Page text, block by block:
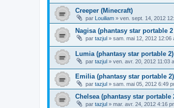
Creeper (Minecraft)
par Louiliam » ven. sept. 14, 2012
Nagisa (phantasy star portable
par tazjul » sam. mai 12, 2012 12:06
Lumia (phantasy star portable
par tazjul » ven. avr. 20, 2012 11:03
Emilia (phantasy star portable
par tazjul » sam. mai 05, 2012 6:49
Chelsea (phantasy star portable
par tazjul » mar. avr. 24, 2012 4:16